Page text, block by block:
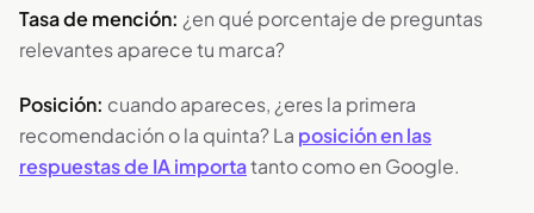
Tasa de mención: ¿en qué porcentaje de preguntas
relevantes aparece tu marca?
Posición: cuando apareces, ¿eres la primera
recomendación o la quinta? La posición en las
respuestas de IA importatanto como en Google.